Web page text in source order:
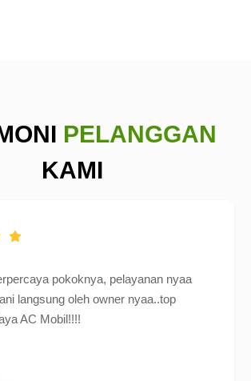
PELANGGAN
KAMI
pokoknya, pelayanan nyaa
langsung oleh owner nyaa..top
AC Mobil!!!!